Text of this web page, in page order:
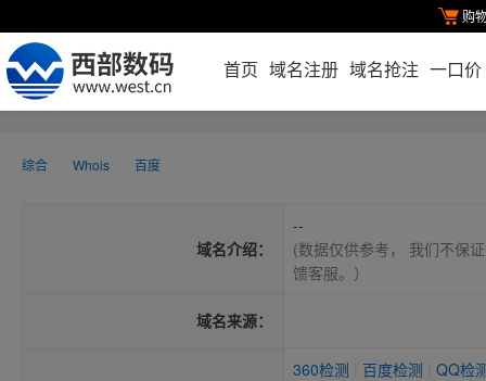
购
首页 域名注册 域名抢注 一口价
综合 Whois 百度
域名介绍：
--
(数据仅供参考， 我们不保
馈客服。）
域名来源：
360检测 百度检测
QQ检